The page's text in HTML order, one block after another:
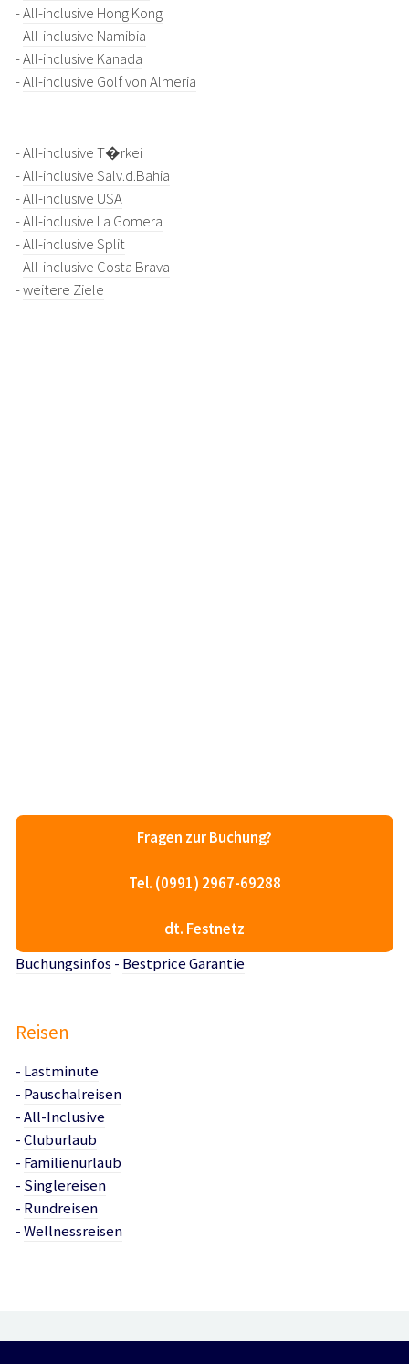
-All-inclusive Hong Kong
-All-inclusive Namibia
-All-inclusive Kanada
-All-inclusive Golf von Almeria
-All-inclusive T�rkei
-All-inclusive Salv.d.Bahia
-All-inclusive USA
-All-inclusive La Gomera
-All-inclusive Split
-All-inclusive Costa Brava
-weitere Ziele
Fragen zur Buchung?
Tel. (0991) 2967-69288
dt. Festnetz
Buchungsinfos - Bestprice Garantie
Reisen
- Lastminute
- Pauschalreisen
-All-Inclusive
-Cluburlaub
- Familienurlaub
- Singlereisen
- Rundreisen
-Wellnessreisen